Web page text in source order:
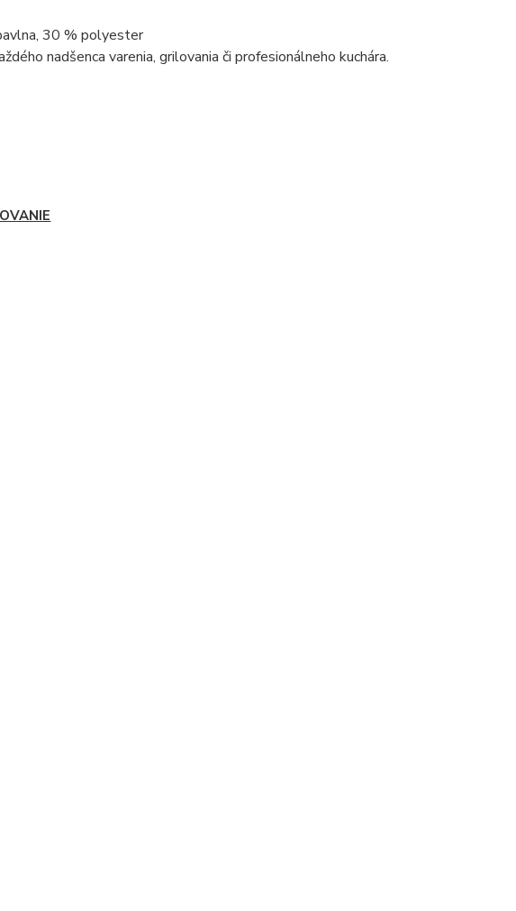
30 % polyester
nadšenca varenia, grilovania či profesionálneho kuchára.